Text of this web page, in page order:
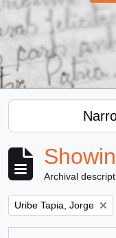
Archival
Remove filter:
Uribe Tapia, Jorge